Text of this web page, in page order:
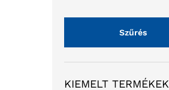
Szűrés
KIEMELT TERMÉKEK